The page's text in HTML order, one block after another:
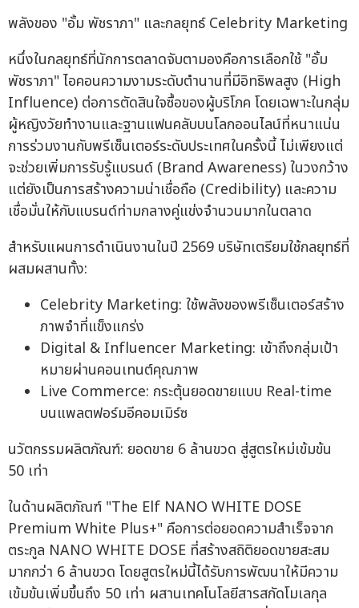
พลังของ "อั้ม พัชราภา" และกลยุทธ์ Celebrity Marketing
หนึ่งในกลยุทธ์ที่นักการตลาดจับตามองคือการเลือกใช้ "อั้ม
พัชราภา" ไอคอนความงามระดับตำนานที่มีอิทธิพลสูง (High
Influence) ต่อการตัดสินใจซื้อของผู้บริโภค โดยเฉพาะในกลุ่ม
ผู้หญิงวัยทำงานและฐานแฟนคลับบนโลกออนไลน์ที่หนาแน่น
การร่วมงานกับพรีเซ็นเตอร์ระดับประเทศในครั้งนี้ ไม่เพียงแต่
จะช่วยเพิ่มการรับรู้แบรนด์ (Brand Awareness) ในวงกว้าง
แต่ยังเป็นการสร้างความน่าเชื่อถือ (Credibility) และความ
เชื่อมั่นให้กับแบรนด์ท่ามกลางคู่แข่งจำนวนมากในตลาด
สำหรับแผนการดำเนินงานในปี 2569 บริษัทเตรียมใช้กลยุทธ์ที่
ผสมผสานทั้ง:
Celebrity Marketing: ใช้พลังของพรีเซ็นเตอร์สร้าง
ภาพจำที่แข็งแกร่ง
Digital & Influencer Marketing: เข้าถึงกลุ่มเป้า
หมายผ่านคอนเทนต์คุณภาพ
Live Commerce: กระตุ้นยอดขายแบบ Real-time
บนแพลตฟอร์มอีคอมเมิร์ซ
นวัตกรรมผลิตภัณฑ์: ยอดขาย 6 ล้านขวด สู่สูตรใหม่เข้มข้น
50 เท่า
ในด้านผลิตภัณฑ์ "The Elf NANO WHITE DOSE
Premium White Plus+" คือการต่อยอดความสำเร็จจาก
ตระกูล NANO WHITE DOSE ที่สร้างสถิติยอดขายสะสม
มากกว่า 6 ล้านขวด โดยสูตรใหม่นี้ได้รับการพัฒนาให้มีความ
เข้มข้นเพิ่มขึ้นถึง 50 เท่า ผสานเทคโนโลยีสารสกัดโมเลกุล